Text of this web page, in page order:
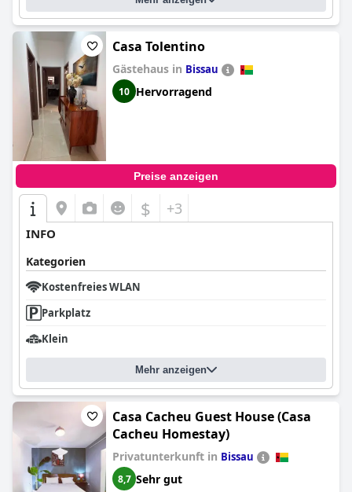
Casa Tolentino
Gästehaus in Bissau
10 Hervorragend
Preise anzeigen
$ +3
INFO
Kategorien
Kostenfreies WLAN
Parkplatz
Klein
Mehr anzeigen
Casa Cacheu Guest House (Casa
Cacheu Homestay)
Privatunterkunft in Bissau
8,7 Sehr gut